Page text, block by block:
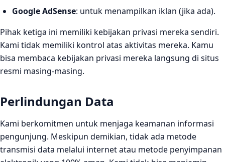
Google AdSense: untuk menampilkan iklan (jika ada).
Pihak ketiga ini memiliki kebijakan privasi mereka sendiri.
Kami tidak memiliki kontrol atas aktivitas mereka. Kamu
bisa membaca kebijakan privasi mereka langsung di situs
resmi masing-masing.
Perlindungan Data
Kami berkomitmen untuk menjaga keamanan informasi
pengunjung. Meskipun demikian, tidak ada metode
transmisi data melalui internet atau metode penyimpanan